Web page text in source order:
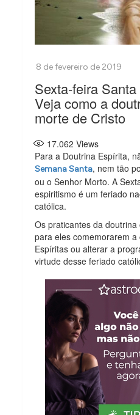
Sexta-feira
Veja como a
morte de Cristo
17.062 Views
Para a Doutrina Espírita,
Semana Santa, nem tão
ou o Senhor Morto. A
espiritismo é um feriado
católica.
Os praticantes da
para eles comemorarem
Espíritas ou alterar a
virtude desse feriado